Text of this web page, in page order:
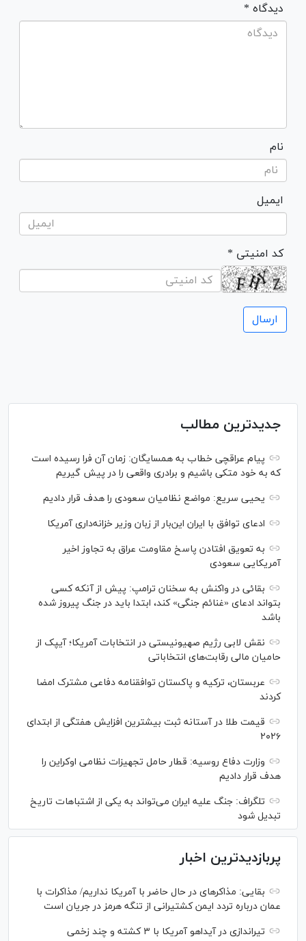
* دیدگاه
نام
ایمیل
* کد امنیتی
جدیدترین مطالب
پیام عراقچی خطاب به همسایگان: زمان آن فرا رسیده است
که به خود متکی باشیم و برادری واقعی را در پیش گیریم
یحیی سریع: مواضع نظامیان سعودی را هدف قرار دادیم
ادعای توافق با ایران این‌بار از زبان وزیر خزانه‌داری آمریکا
به تعویق افتادن پاسخ مقاومت عراق به تجاوز اخیر
آمریکایی سعودی
بقائی در واکنش به سخنان ترامپ: پیش از آنکه کسی
بتواند ادعای «غنائم جنگی» کند، ابتدا باید در جنگ پیروز شده
باشد
نقش لابی رژیم صهیونیستی در انتخابات آمریکا؛ آیپک از
حامیان مالی رقابت‌های انتخاباتی
عربستان، ترکیه و پاکستان توافقنامه دفاعی مشترک امضا
کردند
قیمت طلا در آستانه ثبت بیشترین افزایش هفتگی از ابتدای
۲۰۲۶
وزارت دفاع روسیه: قطار حامل تجهیزات نظامی اوکراین را
هدف قرار دادیم
تلگراف: جنگ علیه ایران می‌تواند به یکی از اشتباهات تاریخ
تبدیل شود
پربازدیدترین اخبار
بقایی: مذاکره‎ای در حال حاضر با آمریکا نداریم/ مذاکرات با
عمان درباره تردد ایمن کشتیرانی از تنگه هرمز در جریان است
تیراندازی در آیداهو آمریکا با ۳ کشته و چند زخمی